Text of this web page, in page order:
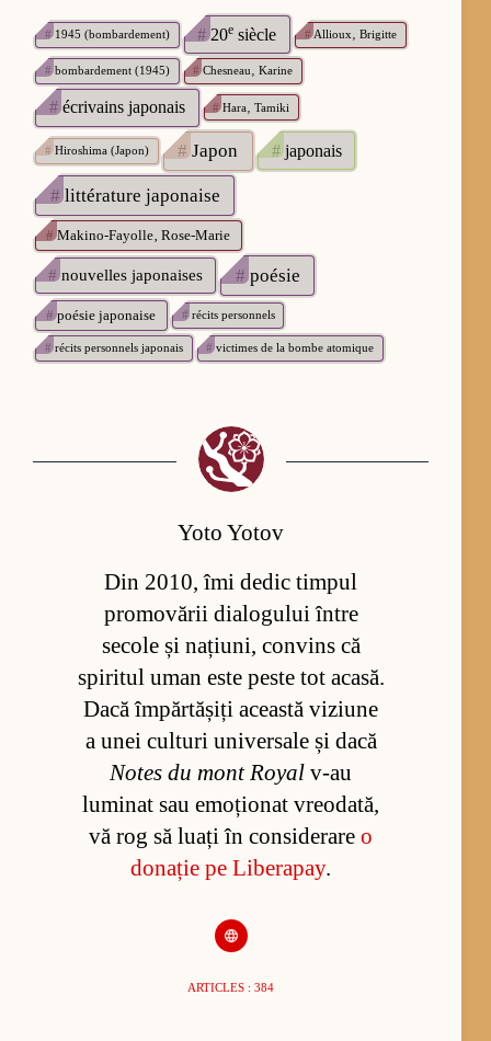
#1945 (bombardement) #20e siècle #Allioux‚ Brigitte
#bombardement (1945) #Chesneau‚ Karine
#écrivains japonais #Hara‚ Tamiki
#Hiroshima (Japon) #Japon #japonais
#littérature japonaise
#Makino-Fayolle‚ Rose-Marie
#nouvelles japonaises #poésie
# poésie japonaise #récits personnels
#récits personnels japonais #victimes de la bombe atomique
Yoto Yotov
Din 2010, îmi dedic timpul
promovării dialogului între
secole și națiuni, convins că
spiritul uman este peste tot acasă.
Dacă împărtășiți această viziune
a unei culturi universale și dacă
Notes du mont Royal v-au
luminat sau emoționat vreodată,
vă rog să luați în considerareo
donație pe Liberapay.
ARTICLES : 384